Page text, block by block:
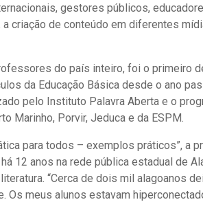
gestores públicos,
criação de conteúdo em diferentes
do país inteiro, foi o primeiro
da Educação Básica desde o ano
pelo Instituto Palavra Aberta e o
Marinho, Porvir, Jeduca e da ESPM.
para todos – exemplos práticos”, a
12 anos na rede pública estadual de
“Cerca de dois mil alagoanos
Os meus alunos estavam